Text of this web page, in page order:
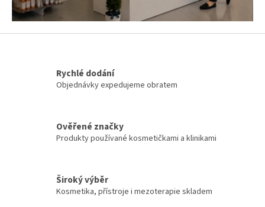
Rychlé dodání
Objednávky expedujeme obratem
Ověřené značky
Produkty používané kosmetičkami a klinikami
Široký výběr
Kosmetika, přístroje i mezoterapie skladem